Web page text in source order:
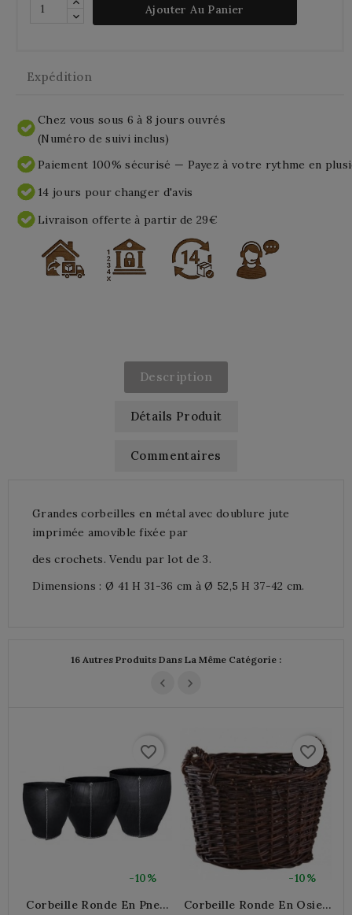
Ajouter Au Panier
Expédition
Chez vous sous 6 à 8 jours ouvrés
(Numéro de suivi inclus)
Paiement 100% sécurisé — Payez à votre rythme en
14 jours pour changer d'avis
Livraison offerte à partir de 29€
Description
Détails Produit
Commentaires
Grandes corbeilles en métal avec doublure jute
imprimée amovible fixée par
des crochets. Vendu par lot de 3.
Dimensions : Ø 41 H 31-36 cm à Ø 52,5 H 37-42 cm.
16 Autres Produits Dans La Même Catégorie :
-10%
favorite_border
Corbeille Ronde En Pneu
-10%
favorite_border
Corbeille Ronde En Osier